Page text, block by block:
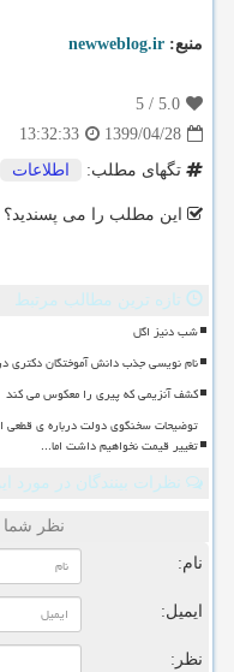
منبع: newweblog.ir
5.0
/
5
1399/04/28
13:32:33
تگهای مطلب:
اطلاعات
این مطلب را می پسندید؟
تازه ترین مطالب مرتبط
شب دنیز اگل
نام نویسی جذب دانش آموختگان دکتری در
کشف آنزیمی که پیری را معکوس می کند
توضیحات سخنگوی دولت درباره ی قطعی
تغییر قیمت نخواهیم داشت اما...
نظرات بینندگان در مورد
نظر شما
نام:
ایمیل:
نظر: